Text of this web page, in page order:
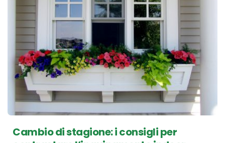
Cambio di stagione: i consigli per